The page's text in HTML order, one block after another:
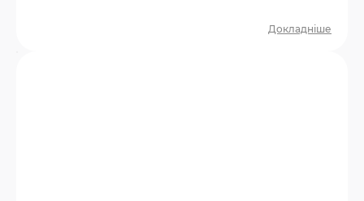
Чому квест допомагає відволіктись? Це не
Докладніше